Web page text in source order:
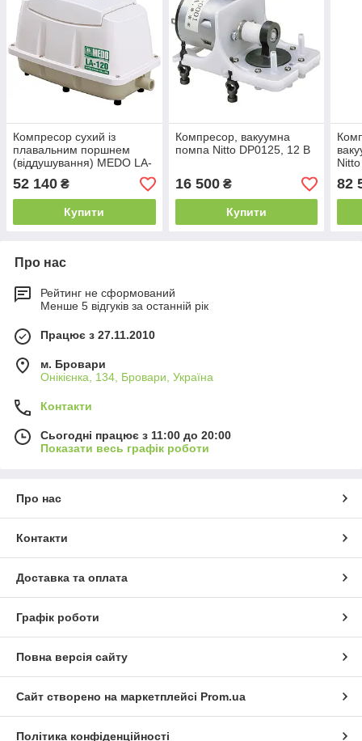
Компресор сухий із
плавальним поршнем
(віддушування) MEDO LA-
100
52 140 ₴
Купити
Компресор, вакуумна
помпа Nitto DP0125, 12 В
16 500₴
Купити
82
Про нас
Рейтинг не сформований
Менше 5 відгуків за останній рік
Працює з 27.11.2010
м. Бровари
Онікієнка, 134, Бровари, Україна
Контакти
Сьогодні працює з 11:00 до 20:00
Показати весь графік роботи
Про нас
Контакти
Доставка та оплата
Графік роботи
Повна версія сайту
Сайт створено на маркетплейсі Prom.ua
Політика конфіденційності